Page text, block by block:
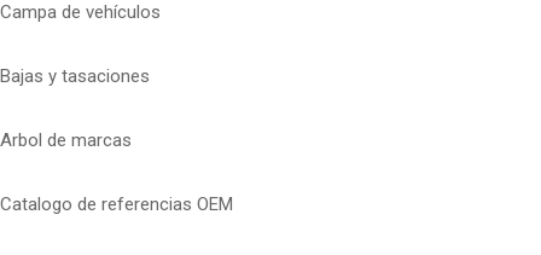
Campa de vehículos
Bajas y tasaciones
Arbol de marcas
Catalogo de referencias OEM